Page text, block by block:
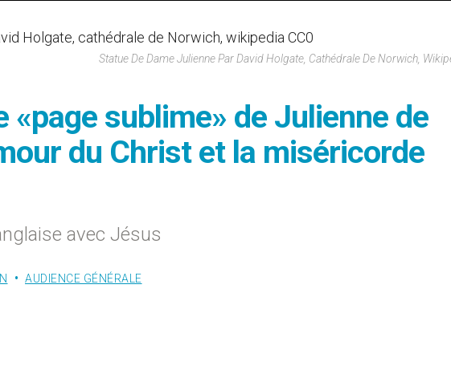
Statue De Dame Julienne Par David Holgate, Cathédrale De Norwich,
«page sublime» de Julienne de
du Christ et la miséricorde
avec Jésus
AUDIENCE GÉNÉRALE